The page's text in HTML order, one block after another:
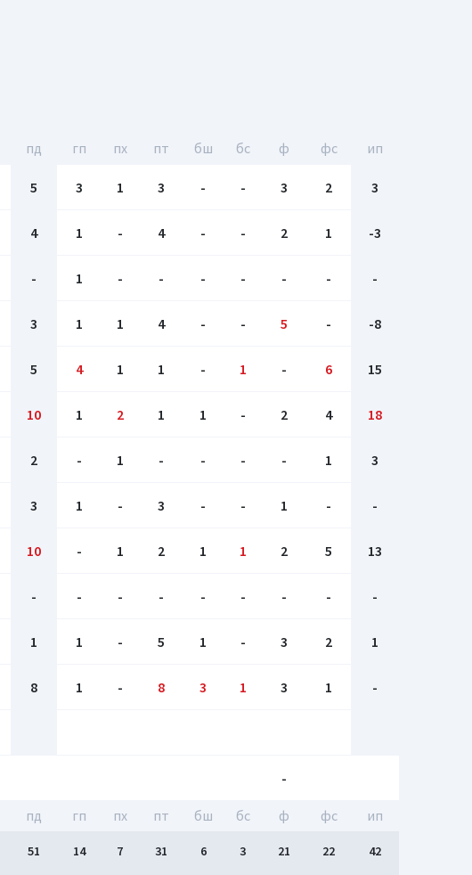
пд гп пх пт бш бc ф фс ип
5 3 1 3 - - 3 2 3
4 1 - 4 - - 2 1 -3
- 1 - - - - - - -
3 1 1 4 - - 5 - -8
5 4 1 1 - 1 - 6 15
10 1 2 1 1 - 2 4 18
2 - 1 - - - - 1 3
3 1 - 3 - - 1 - -
10 - 1 2 1 1 2 5 13
- - - - - - - - -
1 1 - 5 1 - 3 2 1
8 1 - 8 3 1 3 1 -
-
пд гп пх пт бш бc ф фс ип
51 14 7 31 6 3 21 22 42